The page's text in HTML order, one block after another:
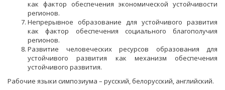
как фактор обеспечения экономической устойчивости
регионов.
Непрерывное образование для устойчивого развития
как фактор обеспечения социального благополучия
регионов.
Развитие человеческих ресурсов образования для
устойчивого развития как механизм обеспечения
устойчивого развития.
Рабочие языки симпозиума – русский, белорусский, английский.